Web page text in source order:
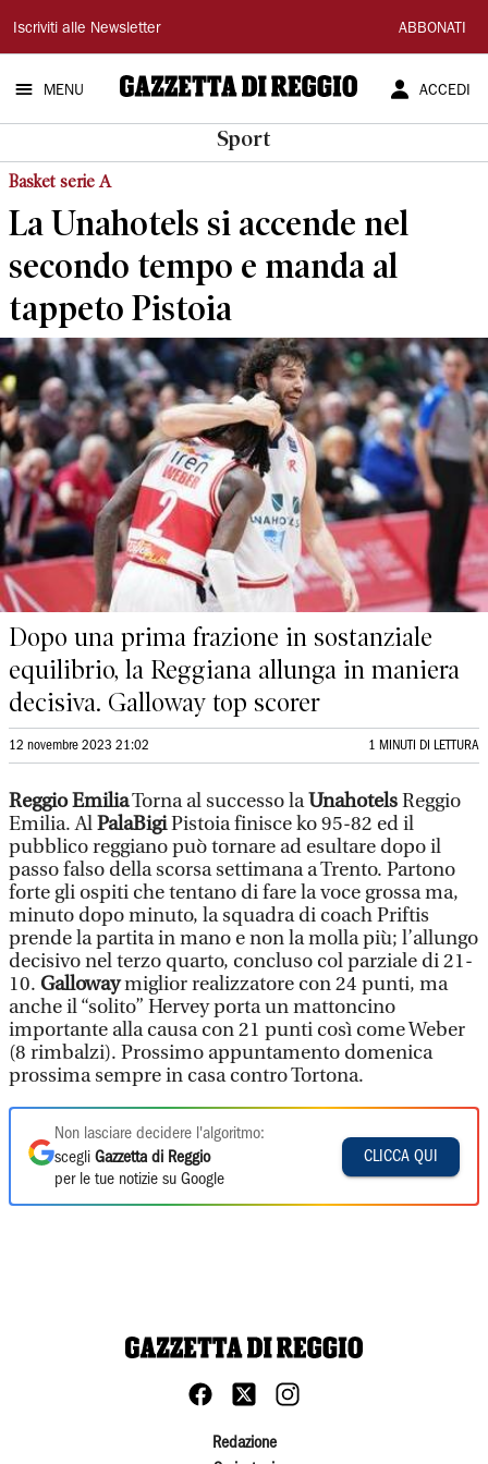
Gazzetta
di
Reggio
Iscriviti alle Newsletter ABBONATI
MENU ACCEDI
Sport
Basket serie A
La Unahotels si accende nel
secondo tempo e manda al
tappeto Pistoia
Dopo una prima frazione in sostanziale
equilibrio, la Reggiana allunga in maniera
decisiva. Galloway top scorer
12 novembre 2023 21:02 1 MINUTI DI LETTURA
Reggio EmiliaTorna al successo laUnahotelsReggio
Emilia. AlPalaBigiPistoia finisce ko 95-82 ed il
pubblico reggiano può tornare ad esultare dopo il
passo falso della scorsa settimana a Trento. Partono
forte gli ospiti che tentano di fare la voce grossa ma,
minuto dopo minuto, la squadra di coach Priftis
prende la partita in mano e non la molla più; l’allungo
decisivo nel terzo quarto, concluso col parziale di 21-
10. Gallowaymiglior realizzatore con 24 punti, ma
anche il “solito” Hervey porta un mattoncino
importante alla causa con 21 punti così come Weber
(8 rimbalzi). Prossimo appuntamento domenica
prossima sempre in casa contro Tortona.
Non lasciare decidere l'algoritmo:
scegli Gazzetta di Reggio
per le tue notizie su Google
CLICCA QUI
Redazione